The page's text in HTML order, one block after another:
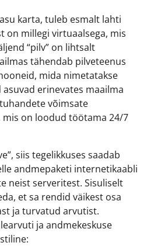
karta, tuleb esmalt lahti
on millegi virtuaalsega, mis
“pilv” on lihtsalt
tähendab pilveteenus
mida nimetatakse
erinevates maailma
võimsate
on loodud töötama 24/7
siis tegelikkuses saadab
andmepaketi internetikaabli
neist serveritest. Sisuliselt
et sa rendid väikest osa
ja turvatud arvutist.
ja andmekeskuse